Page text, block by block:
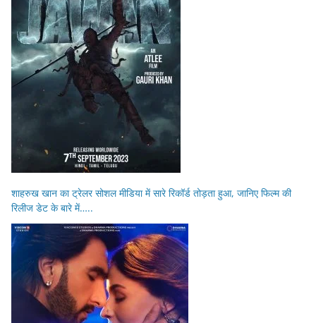
शाहरुख खान का ट्रेलर सोशल मीडिया में सारे रिकॉर्ड तोड़ता हुआ, जानिए फिल्म की
रिलीज डेट के बारे में…..